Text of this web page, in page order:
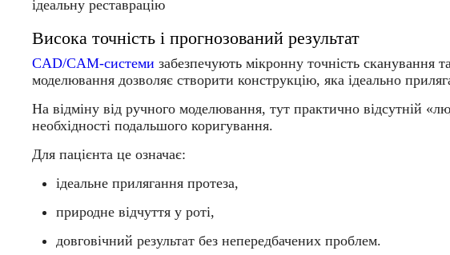
ідеальну реставрацію
Висока точність і прогнозований результат
CAD/CAM-системи забезпечують мікронну точність сканування
моделювання дозволяє створити конструкцію, яка ідеально
На відміну від ручного моделювання, тут практично відсутній
необхідності подальшого коригування.
Для пацієнта це означає:
ідеальне прилягання протеза,
природне відчуття у роті,
довговічний результат без непередбачених проблем.